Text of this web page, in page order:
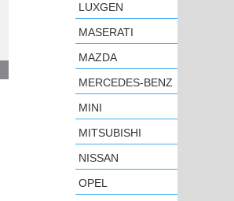
LUXGEN
MASERATI
MAZDA
MERCEDES-BENZ
MINI
MITSUBISHI
NISSAN
OPEL